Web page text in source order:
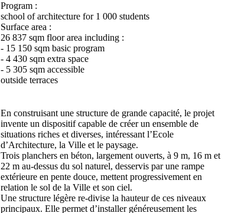
Program :
school of architecture for 1 000 students
Surface area :
26 837 sqm floor area including :
- 15 150 sqm basic program
- 4 430 sqm extra space
- 5 305 sqm accessible
outside terraces
En construisant une structure de grande capacité, le projet
invente un dispositif capable de créer un ensemble de
situations riches et diverses, intéressant l’Ecole
d’Architecture, la Ville et le paysage.
Trois planchers en béton, largement ouverts, à 9 m, 16 m et
22 m au-dessus du sol naturel, desservis par une rampe
extérieure en pente douce, mettent progressivement en
relation le sol de la Ville et son ciel.
Une structure légère re-divise la hauteur de ces niveaux
principaux. Elle permet d’installer généreusement les